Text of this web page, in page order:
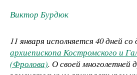
Виктор Бурдюк
11 января исполняется 40 дней со
архиепископа Костромского и
(Фролова). О своей многолетней